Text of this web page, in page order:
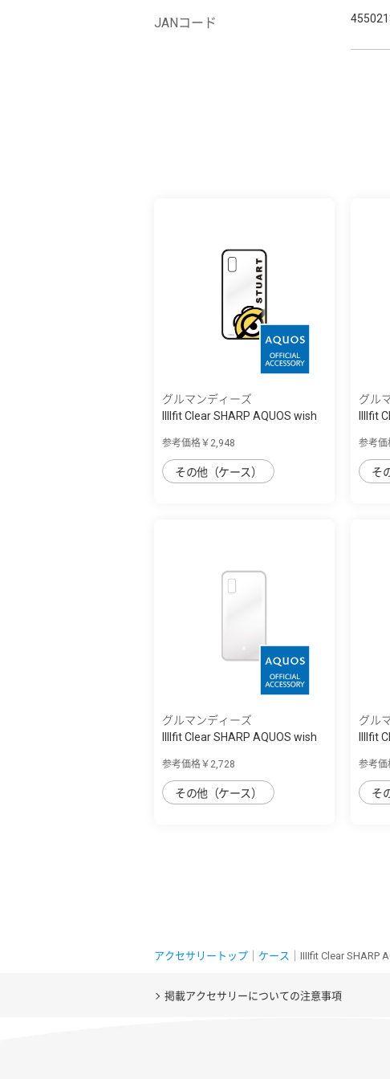
JANコード
グルマンディーズ
IIIIfit Clear SHARP AQUOS wish
参考価格￥2,948
その他（ケース）
グル
IIIIfit
参考価
そ
グルマンディーズ
IIIIfit Clear SHARP AQUOS wish
参考価格￥2,728
その他（ケース）
グル
IIIIfit
参考価
そ
アクセサリートップ ケース ｜IIIIfit Clear SHARP
掲載アクセサリーについての注意事項